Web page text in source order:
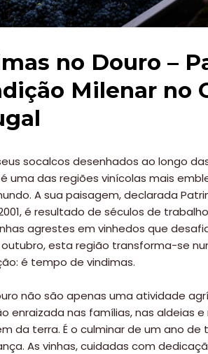
no Douro –
Milenar no
socalcos desenhados ao longo
uma das regiões vinícolas mais
A sua paisagem, declarada
é resultado de séculos de
agrestes em vinhedos que
esta região transforma-se
é tempo de vindimas.
não são apenas uma atividade
enraizada nas famílias, nas aldeias
da terra. É o culminar de um ano de
As vinhas, cuidadas com